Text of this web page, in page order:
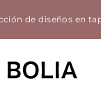
de diseños en